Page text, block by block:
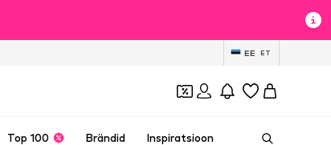
EE ET
Top 100 Brändid Inspiratsioon